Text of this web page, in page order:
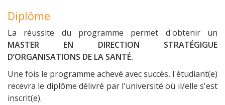
Diplôme
La réussite du programme permet d'obtenir un
MASTER EN DIRECTION STRATÉGIGUE
D’ORGANISATIONS DE LA SANTÉ.
Une fois le programme achevé avec succès, l'étudiant(e)
recevra le diplôme délivré par l'université où il/elle s'est
inscrit(e).